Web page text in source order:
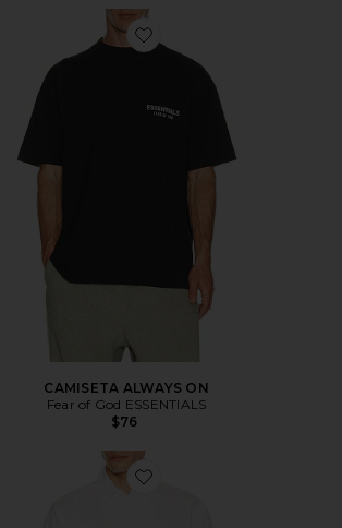
Favorite CAMISETA ALWAYS ON
CAMISETA ALWAYS ON
Fear of God ESSENTIALS
$76
Favorite CAMISA